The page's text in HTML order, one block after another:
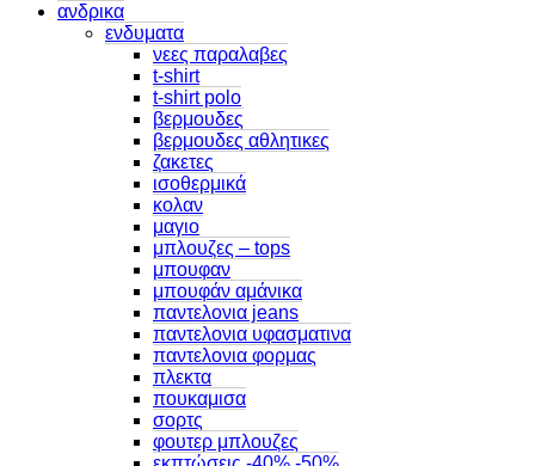
ανδρικα
ενδυματα
νεες παραλαβες
t-shirt
t-shirt polo
βερμουδες
βερμουδες αθλητικες
ζακετες
ισοθερμικά
κολαν
μαγιο
μπλουζες – tops
μπουφαν
μπουφάν αμάνικα
παντελονια jeans
παντελονια υφασματινα
παντελονια φορμας
πλεκτα
πουκαμισα
σορτς
φουτερ μπλουζες